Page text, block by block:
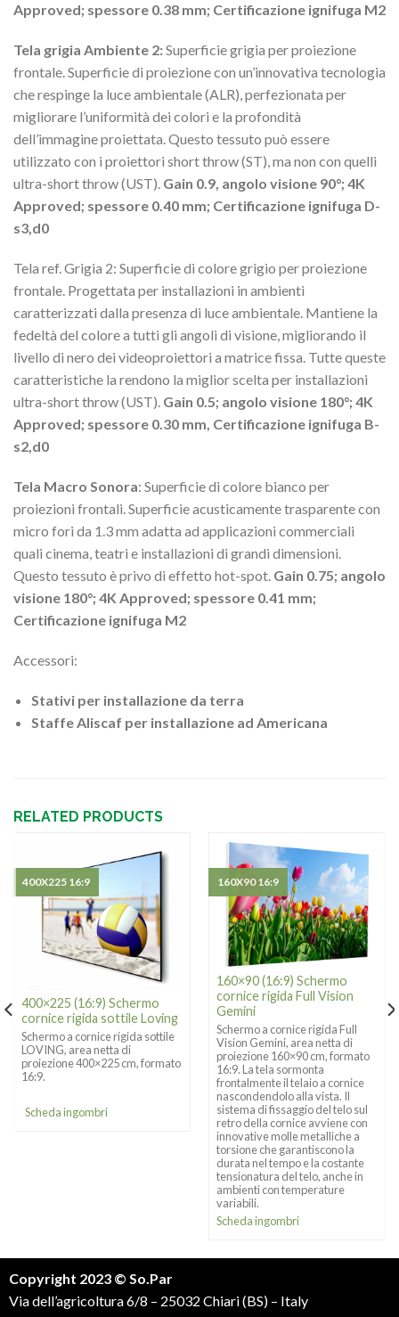
Approved; spessore 0.38 mm; Certificazione ignifuga M2
Tela grigia Ambiente 2:Superficie grigia per proiezione
frontale. Superficie di proiezione con un’innovativa tecnologia
che respinge la luce ambientale (ALR), perfezionata per
migliorare l’uniformità dei colori e la profondità
dell’immagine proiettata. Questo tessuto può essere
utilizzato con i proiettori short throw (ST), ma non con quelli
ultra-short throw (UST). Gain 0.9, angolo visione 90°; 4K
Approved; spessore 0.40 mm; Certificazione ignifuga D-
s3,d0
Tela ref. Grigia 2: Superficie di colore grigio per proiezione
frontale. Progettata per installazioni in ambienti
caratterizzati dalla presenza di luce ambientale. Mantiene la
fedeltà del colore a tutti gli angoli di visione, migliorando il
livello di nero dei videoproiettori a matrice fissa. Tutte queste
caratteristiche la rendono la miglior scelta per installazioni
ultra-short throw (UST). Gain 0.5; angolo visione 180°; 4K
Approved; spessore 0.30 mm, Certificazione ignifuga B-
s2,d0
Tela Macro Sonora: Superficie di colore bianco per
proiezioni frontali. Superficie acusticamente trasparente con
micro fori da 1.3 mm adatta ad applicazioni commerciali
quali cinema, teatri e installazioni di grandi dimensioni.
Questo tessuto è privo di effetto hot-spot. Gain 0.75; angolo
visione 180°; 4K Approved; spessore 0.41 mm;
Certificazione ignifuga M2
Accessori:
Stativi per installazione da terra
Staffe Aliscaf per installazione ad Americana
RELATED PRODUCTS
400×225 (16:9) Schermo
cornice rigida sottile Loving
Schermo a cornice rigida sottile
LOVING, area netta di
proiezione 400×225 cm, formato
16:9.
Scheda ingombri
400X225 16:9
160×90 (16:9) Schermo
cornice rigida Full Vision
Gemini
Schermo a cornice rigida Full
Vision Gemini, area netta di
proiezione 160×90 cm, formato
16:9. La tela sormonta
frontalmente il telaio a cornice
nascondendolo alla vista. Il
sistema di fissaggio del telo sul
retro della cornice avviene con
innovative molle metalliche a
torsione che garantiscono la
durata nel tempo e la costante
tensionatura del telo, anche in
ambienti con temperature
variabili.
Scheda ingombri
160X90 16:9
Copyright 2023 © So.Par
Via dell’agricoltura 6/8 – 25032 Chiari (BS) – Italy